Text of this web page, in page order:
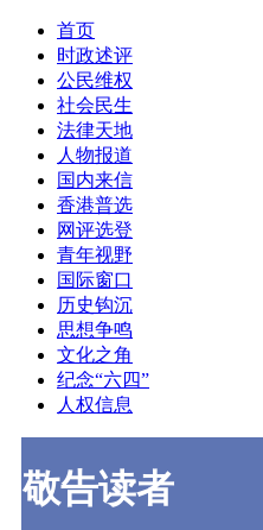
首页
时政述评
公民维权
社会民生
法律天地
人物报道
国内来信
香港普选
网评选登
青年视野
国际窗口
历史钩沉
思想争鸣
文化之角
纪念“六四”
人权信息
敬告读者